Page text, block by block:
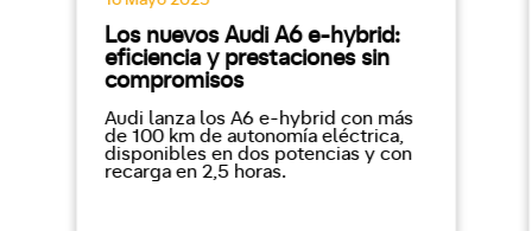
Los nuevos Audi A6 e-hybrid:
eficiencia y prestaciones sin
compromisos
Audi lanza los A6 e-hybrid con más
de 100 km de autonomía eléctrica,
disponibles en dos potencias y con
recarga en 2,5 horas.